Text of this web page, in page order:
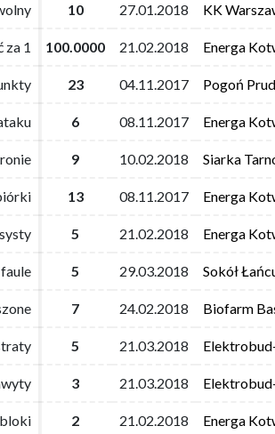
10 27.01.2018 KK
za 1 100.0000 21.02.2018 Energa
23 04.11.2017 Pogoń
6 08.11.2017 Energa
9 10.02.2018 Siarka
13 08.11.2017 Energa
5 21.02.2018 Energa
faule 5 29.03.2018 Sokół
7 24.02.2018 Biofarm
5 21.03.2018
3 21.03.2018
bloki 2 21.02.2018 Energa
10 27.01.2018 KK
za 1 100.0000 21.02.2018 Energa
23 04.11.2017 Pogoń
6 08.11.2017 Energa
9 10.02.2018 Siarka
13 08.11.2017 Energa
5 21.02.2018 Energa
faule 5 29.03.2018 Sokół
7 24.02.2018 Biofarm
5 21.03.2018
3 21.03.2018
bloki 2 21.02.2018 Energa